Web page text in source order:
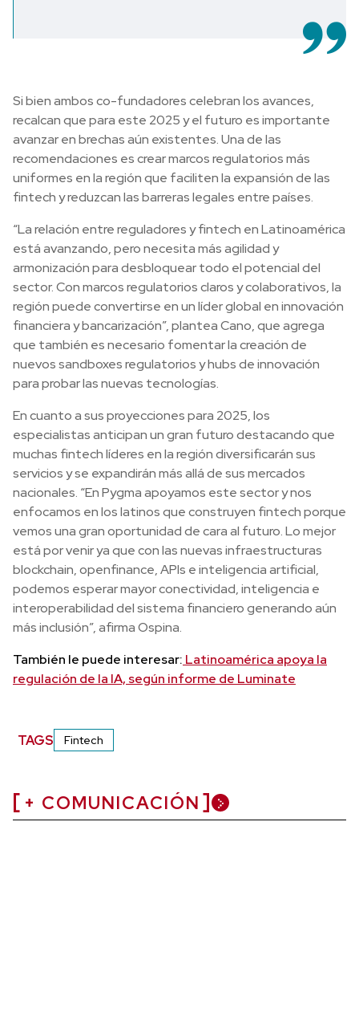
Si bien ambos co-fundadores celebran los avances,
recalcan que para este 2025 y el futuro es importante
avanzar en brechas aún existentes. Una de las
recomendaciones es crear marcos regulatorios más
uniformes en la región que faciliten la expansión de las
fintech y reduzcan las barreras legales entre países.
“La relación entre reguladores y fintech en Latinoamérica
está avanzando, pero necesita más agilidad y
armonización para desbloquear todo el potencial del
sector. Con marcos regulatorios claros y colaborativos, la
región puede convertirse en un líder global en innovación
financiera y bancarización”, plantea Cano, que agrega
que también es necesario fomentar la creación de
nuevos sandboxes regulatorios y hubs de innovación
para probar las nuevas tecnologías.
En cuanto a sus proyecciones para 2025, los
especialistas anticipan un gran futuro destacando que
muchas fintech líderes en la región diversificarán sus
servicios y se expandirán más allá de sus mercados
nacionales. “En Pygma apoyamos este sector y nos
enfocamos en los latinos que construyen fintech porque
vemos una gran oportunidad de cara al futuro. Lo mejor
está por venir ya que con las nuevas infraestructuras
blockchain, openfinance, APIs e inteligencia artificial,
podemos esperar mayor conectividad, inteligencia e
interoperabilidad del sistema financiero generando aún
más inclusión”, afirma Ospina.
También le puede interesar: Latinoamérica apoya la
regulación de la IA, según informe de Luminate
TAGS Fintech
+ COMUNICACIÓN